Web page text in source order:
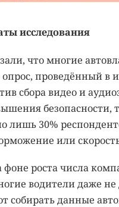
исследования
что многие
проведённый в
сбора видео и
безопасности,
30%
или
фоне роста числа
водители даже
данные